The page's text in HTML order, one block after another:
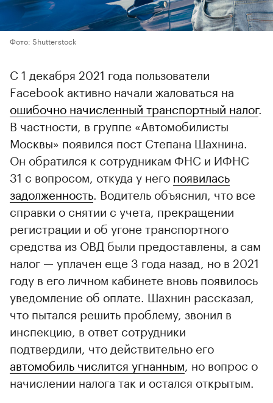
Фото: Shutterstock
С 1 декабря 2021 года пользователи
Facebook активно начали жаловаться на
ошибочно начисленный транспортный налог.
В частности, в группе «Автомобилисты
Москвы» появился пост Степана Шахнина.
Он обратился к сотрудникам ФНС и ИФНС
31 с вопросом, откуда у него появилась
задолженность . Водитель объяснил, что все
справки о снятии с учета, прекращении
регистрации и об угоне транспортного
средства из ОВД были предоставлены, а сам
налог — уплачен еще 3 года назад, но в 2021
году в его личном кабинете вновь появилось
уведомление об оплате. Шахнин рассказал,
что пытался решить проблему, звонил в
инспекцию, в ответ сотрудники
подтвердили, что действительно его
автомобиль числится угнанным , но вопрос о
начислении налога так и остался открытым.